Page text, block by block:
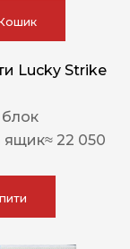
Lucky Strike
блок
ящик≈ 22 050